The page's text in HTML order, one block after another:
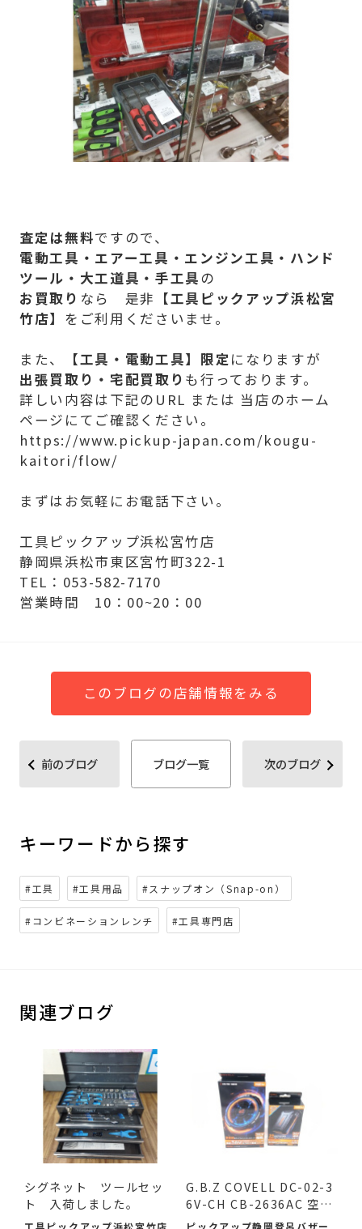
査定は無料ですので、
電動工具・エアー工具・エンジン工具・ハンド
ツール・大工道具・手工具の
お買取り なら 是非【工具ピックアップ浜松宮
竹店】 をご利用くださいませ。
また、 【工具・電動工具】限定になりますが
出張買取り・宅配買取り も行っております。
詳しい内容は下記のURL または 当店のホーム
ページにてご確認ください。
https://www.pickup-japan.com/kougu-
kaitori/flow/
まずはお気軽にお電話下さい。
工具ピックアップ浜松宮竹店
静岡県浜松市東区宮竹町322-1
TEL：053-582-7170
営業時間 10：00~20：00
このブログの店舗情報をみる
前のブログ ブログ一覧 次のブログ
キーワードから探す
#工具 #工具用品 #スナップオン（Snap-on）
#コンビネーションレンチ #工具専門店
関連ブログ
シグネット ツールセッ
ト 入荷しました。
G.B.Z COVELL DC-02-3
6V-CH CB-2636AC 空調
作業服...